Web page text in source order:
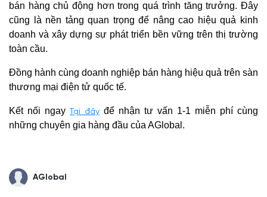
bán hàng chủ động hơn trong quá trình tăng trưởng. Đây
cũng là nền tảng quan trọng để nâng cao hiệu quả kinh
doanh và xây dựng sự phát triển bền vững trên thị trường
toàn cầu.
Đồng hành cùng doanh nghiệp bán hàng hiệu quả trên sàn
thương mại điện tử quốc tế.
Kết nối ngay Tại đây để nhận tư vấn 1-1 miễn phí cùng
những chuyên gia hàng đầu của AGlobal.
AGlobal